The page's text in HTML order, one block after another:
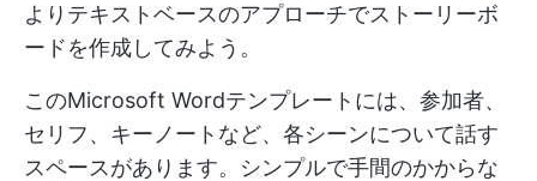
よりテキストベースのアプローチでストーリーボ
ードを作成してみよう。
このMicrosoft Wordテンプレートには、参加者、
セリフ、キーノートなど、各シーンについて話す
スペースがあります。シンプルで手間のかからな